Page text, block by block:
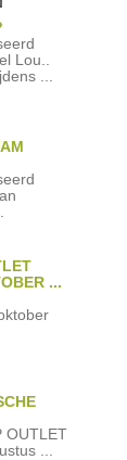
Lou..
...
...
OUTLET
...